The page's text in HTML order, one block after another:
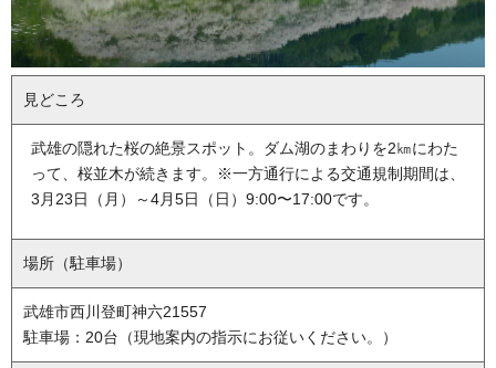
見どころ
武雄の隠れた桜の絶景スポット。ダム湖のまわりを2㎞にわた
って、桜並木が続きます。※一方通行による交通規制期間は、
3月23日（月）～4月5日（日）9:00〜17:00です。
場所（駐車場）
武雄市西川登町神六21557
駐車場：20台（現地案内の指示にお従いください。）